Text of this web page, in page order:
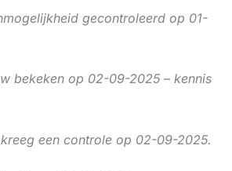
gecontroleerd op 01-
bekeken op 02-09-2025 – kennis
een controle op 02-09-2025.